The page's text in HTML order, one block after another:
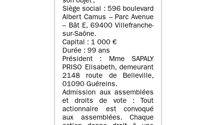
Siège social : 596 boulevard
Albert Camus – Parc Avenue
– Bât E, 69400 Villefranche-
sur-Saône.
Capital : 1 000 €
Durée : 99 ans
Président : Mme SAPALY
PRISO Elisabeth, demeurant
2148 route de Belleville,
01090 Guéreins.
Admission aux assemblées
et droits de vote : Tout
actionnaire est convoqué
aux assemblées. Chaque